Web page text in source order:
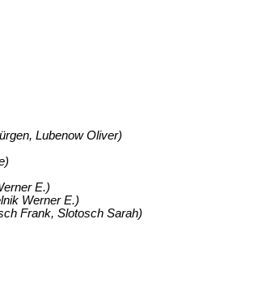
Lubenow Oliver)
E.)
Werner E.)
Frank, Slotosch Sarah)